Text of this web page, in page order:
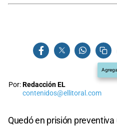
Por:Redacción EL
contenidos@ellitoral.com
Quedó en prisión